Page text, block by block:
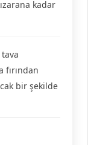
kadar
fırından
bir şekilde